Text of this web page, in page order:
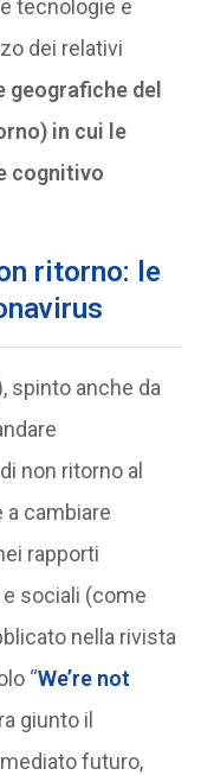
tecnologie e
dei relativi
del
in cui le
cognitivo
ritorno: le
spinto anche da
non ritorno al
cambiare
rapporti
sociali (come
nella rivista
“We’re not
giunto il
futuro,